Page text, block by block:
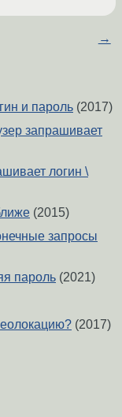
→
и пароль (2017)
запрашивает
логин \
(2015)
запросы
пароль (2021)
(2017)